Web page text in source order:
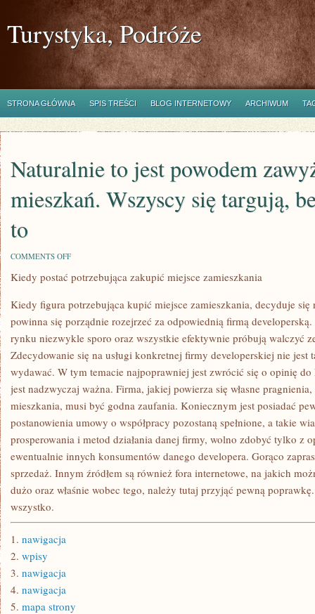
Turystyka, Podróże
STRONA GŁÓWNA SPIS TREŚCI BLOG INTERNETOWY ARCHIWUM
Naturalnie to jest powodem
mieszkań. Wszyscy się targują,
to
COMMENTS OFFON
TO
ZAWYŻONYCH
CEN
MIESZKAŃ.
WSZYSCY
TARGUJĄ,
BEZ
WZGLĘDU
NA
TO
Kiedy postać potrzebująca zakupić miejsce zamieszkania
Kiedy figura potrzebująca kupić miejsce zamieszkania, decyduje
powinna się porządnie rozejrzeć za odpowiednią firmą
rynku niezwykle sporo oraz wszystkie efektywnie próbują walczyć
Zdecydowanie się na usługi konkretnej firmy developerskiej nie jest
wydawać. W tym temacie najpoprawniej jest zwrócić się o opinię
jest nadzwyczaj ważna. Firma, jakiej powierza się własne
mieszkania, musi być godna zaufania. Koniecznym jest posiadać
postanowienia umowy o współpracy pozostaną spełnione, a takie
prosperowania i metod działania danej firmy, wolno zdobyć tylko z
ewentualnie innych konsumentów danego developera. Gorąco
sprzedaż. Innym źródłem są również fora internetowe, na jakich
dużo oraz właśnie wobec tego, należy tutaj przyjąć pewną
wszystko.
1. nawigacja
2. wpisy
3. nawigacja
4. nawigacja
5. mapa strony